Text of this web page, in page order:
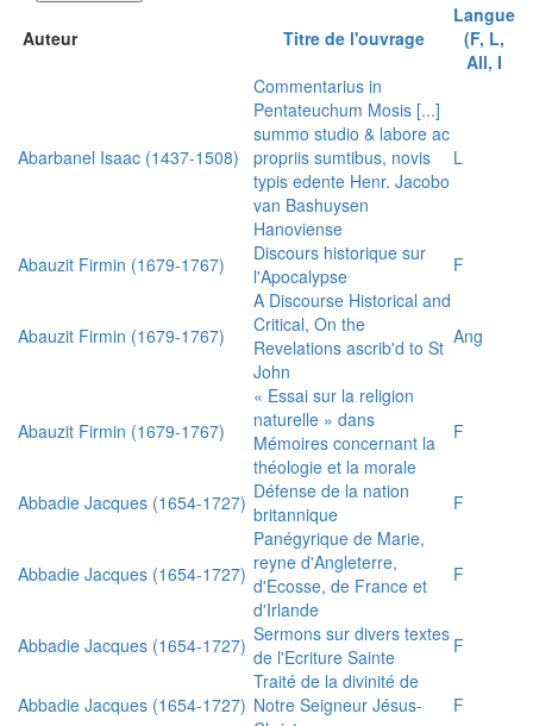
Auteur Titre de l'ouvrage
Langue
(F, L,
All, I
Abarbanel Isaac (1437-1508)
Commentarius in
Pentateuchum Mosis [...]
summo studio & labore ac
propriis sumtibus, novis
typis edente Henr. Jacobo
van Bashuysen
Hanoviense
L
Abauzit Firmin (1679-1767)
Discours historique sur
l'Apocalypse
F
Abauzit Firmin (1679-1767)
A Discourse Historical and
Critical, On the
Revelations ascrib'd to St
John
Ang
Abauzit Firmin (1679-1767)
« Essai sur la religion
naturelle » dans
Mémoires concernant la
théologie et la morale
F
Abbadie Jacques (1654-1727) Défense de la nation
britannique
F
Abbadie Jacques (1654-1727)
Panégyrique de Marie,
reyne d'Angleterre,
d'Ecosse, de France et
d'Irlande
F
Abbadie Jacques (1654-1727) Sermons sur divers textes
de l'Ecriture Sainte
F
Abbadie Jacques (1654-1727)
Traité de la divinité de
Notre Seigneur Jésus-
F